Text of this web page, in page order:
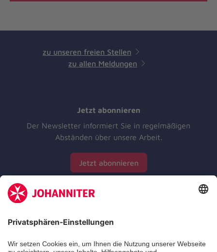
zu unseren freien Stellen
zu allen Meldungen
Jetzt abonnieren
Der Newsletter informiert Sie in regelmäßigen
Abständen über unsere Arbeit.
Jetzt abonnieren
Unsere Standorte
Leistungen